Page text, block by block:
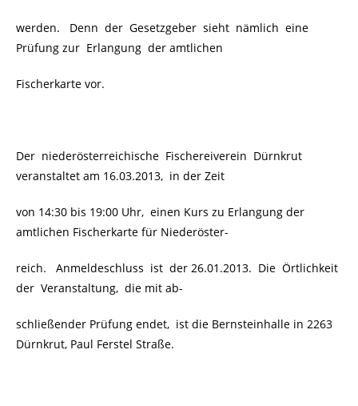
werden. Denn der Gesetzgeber sieht nämlich eine
Prüfung zur Erlangung der amtlichen
Fischerkarte vor.
Der niederösterreichische Fischereiverein Dürnkrut
veranstaltet am 16.03.2013, in der Zeit
von 14:30 bis 19:00 Uhr, einen Kurs zu Erlangung der
amtlichen Fischerkarte für Niederöster-
reich. Anmeldeschluss ist der 26.01.2013. Die Örtlichkeit
der Veranstaltung, die mit ab-
schließender Prüfung endet, ist die Bernsteinhalle in 2263
Dürnkrut, Paul Ferstel Straße.